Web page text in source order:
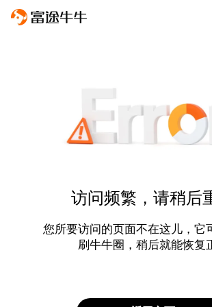
访问频繁，请稍后
您所要访问的页面不在这儿，它
刷牛牛圈，稍后就能恢复